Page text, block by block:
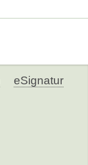
eSignatur